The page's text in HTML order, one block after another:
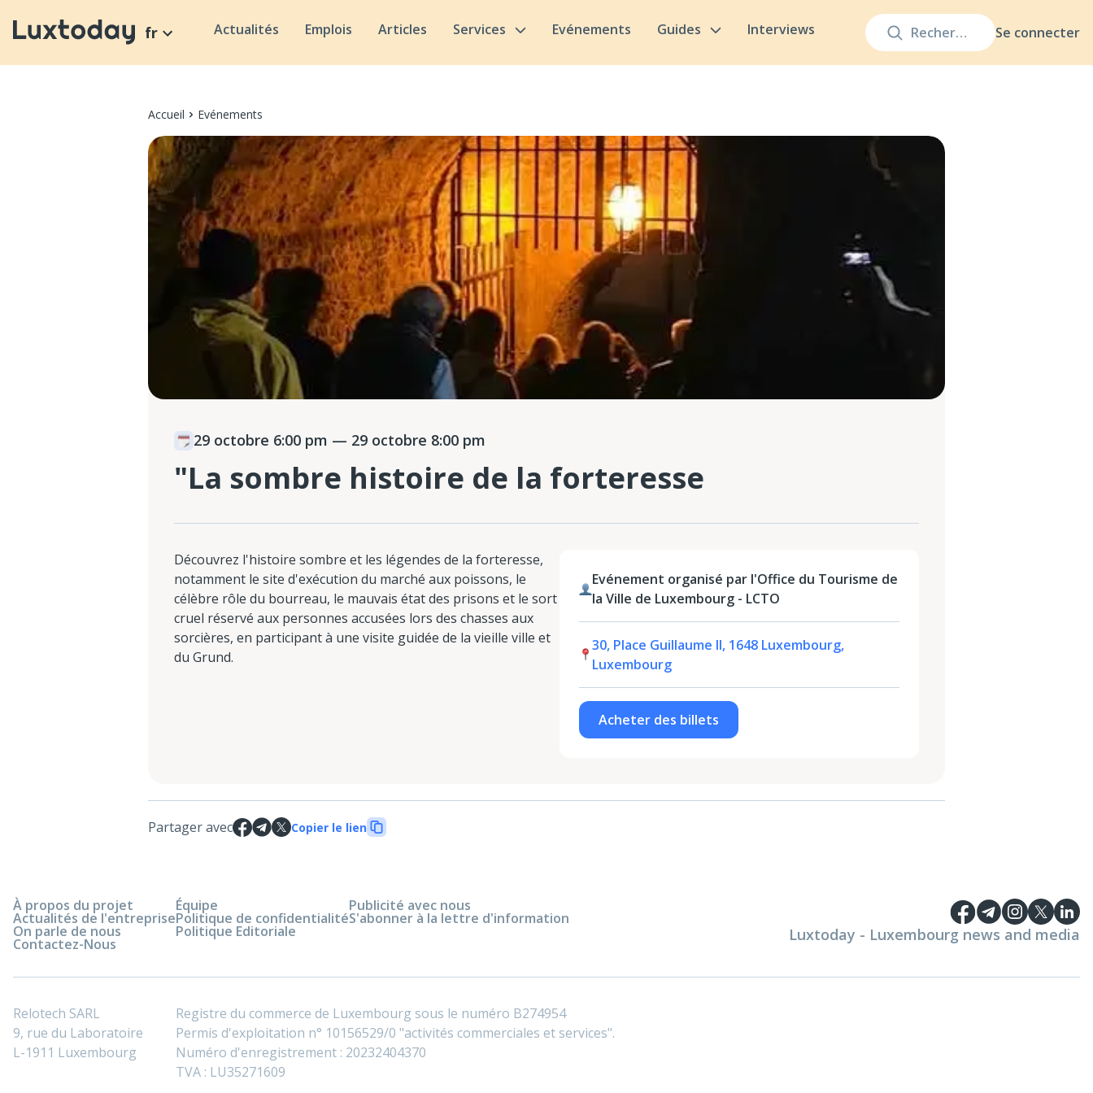
Se connecter
fr Actualités Emplois Articles Services Evénements Guides Interviews
Accueil Evénements
29 octobre 6:00 pm — 29 octobre 8:00 pm
"La sombre histoire de la forteresse
Découvrez l'histoire sombre et les légendes de la forteresse,
notamment le site d'exécution du marché aux poissons, le
célèbre rôle du bourreau, le mauvais état des prisons et le sort
cruel réservé aux personnes accusées lors des chasses aux
sorcières, en participant à une visite guidée de la vieille ville et
du Grund.
Evénement organisé par l'Office du Tourisme de
la Ville de Luxembourg - LCTO
30, Place Guillaume II, 1648 Luxembourg,
Luxembourg
Acheter des billets
Partager avec Copier le lien
À propos du projet
Actualités de l'entreprise
On parle de nous
Contactez-Nous
Équipe
Politique de confidentialité
Politique Editoriale
Publicité avec nous
S'abonner à la lettre d'information
Luxtoday - Luxembourg news and media
Relotech SARL
9, rue du Laboratoire
L-1911 Luxembourg
Registre du commerce de Luxembourg sous le numéro B274954
Permis d'exploitation n° 10156529/0 "activités commerciales et services".
Numéro d'enregistrement : 20232404370
TVA : LU35271609